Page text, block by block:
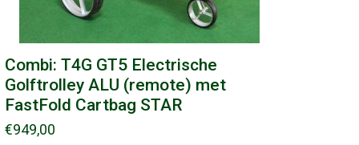
Combi: T4G GT5 Electrische
Golftrolley ALU (remote) met
FastFold Cartbag STAR
€949,00